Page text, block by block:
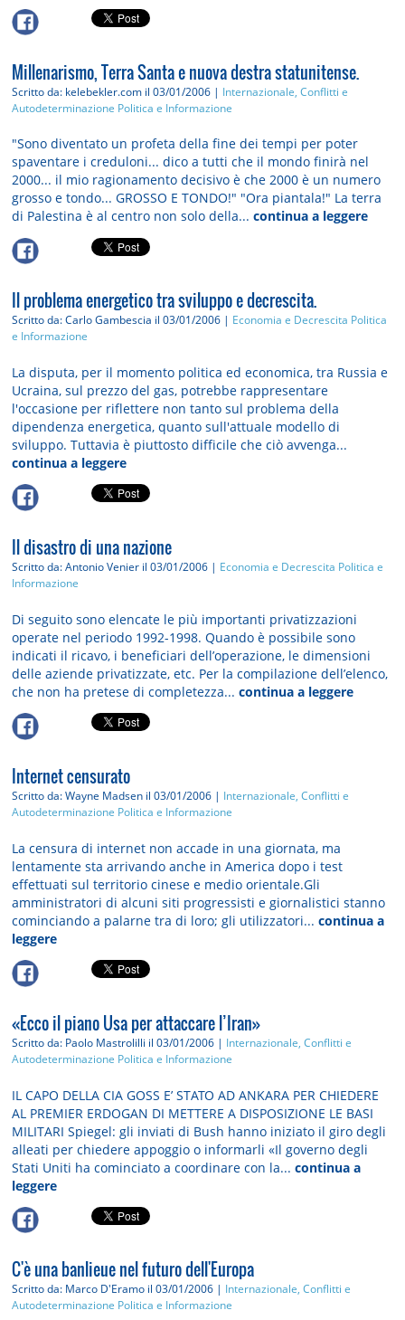
Millenarismo, Terra Santa e nuova destra statunitense.
Scritto da: kelebekler.com il 03/01/2006 | Internazionale, Conflitti e
Autodeterminazione Politica e Informazione
"Sono diventato un profeta della fine dei tempi per poter
spaventare i creduloni... dico a tutti che il mondo finirà nel
2000... il mio ragionamento decisivo è che 2000 è un numero
grosso e tondo... GROSSO E TONDO!" "Ora piantala!" La terra
di Palestina è al centro non solo della...continua a leggere
Il problema energetico tra sviluppo e decrescita.
Scritto da: Carlo Gambescia il 03/01/2006 | Economia e Decrescita Politica
e Informazione
La disputa, per il momento politica ed economica, tra Russia e
Ucraina, sul prezzo del gas, potrebbe rappresentare
l'occasione per riflettere non tanto sul problema della
dipendenza energetica, quanto sull'attuale modello di
sviluppo. Tuttavia è piuttosto difficile che ciò avvenga...
continua a leggere
Il disastro di una nazione
Scritto da: Antonio Venier il 03/01/2006 | Economia e Decrescita Politica e
Informazione
Di seguito sono elencate le più importanti privatizzazioni
operate nel periodo 1992-1998. Quando è possibile sono
indicati il ricavo, i beneficiari dell’operazione, le dimensioni
delle aziende privatizzate, etc. Per la compilazione dell’elenco,
che non ha pretese di completezza...continua a leggere
Internet censurato
Scritto da: Wayne Madsen il 03/01/2006 | Internazionale, Conflitti e
Autodeterminazione Politica e Informazione
La censura di internet non accade in una giornata, ma
lentamente sta arrivando anche in America dopo i test
effettuati sul territorio cinese e medio orientale.Gli
amministratori di alcuni siti progressisti e giornalistici stanno
cominciando a palarne tra di loro; gli utilizzatori...continua a
leggere
«Ecco il piano Usa per attaccare l’Iran»
Scritto da: Paolo Mastrolilli il 03/01/2006 | Internazionale, Conflitti e
Autodeterminazione Politica e Informazione
IL CAPO DELLA CIA GOSS E’ STATO AD ANKARA PER CHIEDERE
AL PREMIER ERDOGAN DI METTERE A DISPOSIZIONE LE BASI
MILITARI Spiegel: gli inviati di Bush hanno iniziato il giro degli
alleati per chiedere appoggio o informarli «Il governo degli
Stati Uniti ha cominciato a coordinare con la...continua a
leggere
C'è una banlieue nel futuro dell'Europa
Scritto da: Marco D'Eramo il 03/01/2006 | Internazionale, Conflitti e
Autodeterminazione Politica e Informazione